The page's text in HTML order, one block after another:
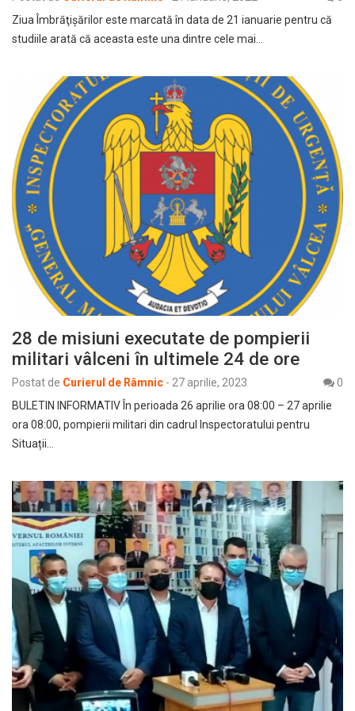
Ziua Îmbrăţişărilor este marcată în data de 21 ianuarie pentru că
studiile arată că aceasta este una dintre cele mai…
28 de misiuni executate de pompierii
militari vâlceni în ultimele 24 de ore
Postat de Curierul de Râmnic - 27 aprilie, 2023
0
BULETIN INFORMATIV În perioada 26 aprilie ora 08:00 – 27 aprilie
ora 08:00, pompierii militari din cadrul Inspectoratului pentru
Situații…